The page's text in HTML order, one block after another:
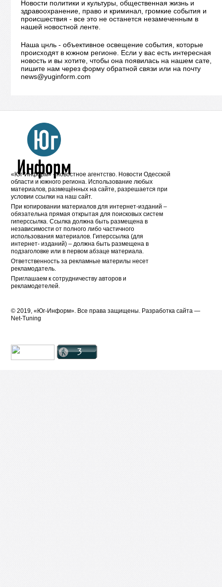
Новости политики и культуры, общественная жизнь и
здравоохранение, право и криминал, громкие события и
происшествия - все это не останется незамеченным в
нашей новостной ленте.
Наша цнль - объективное освещение события, которые
происходят в южном регионе. Если у вас есть интересная
новость и вы хотите, чтобы она появилась на нашем сате,
пишите нам через форму обратной связи или на почту
news@yuginform.com
«Юг-Информ» - новостное агентство. Новости Одесской
области и южного региона. Использование любых
материалов, размещённых на сайте, разрешается при
условии ссылки на наш сайт.
При копировании материалов для интернет-изданий –
обязательна прямая открытая для поисковых систем
гиперссылка. Ссылка должна быть размещена в
независимости от полного либо частичного
использования материалов. Гиперссылка (для
интернет- изданий) – должна быть размещена в
подзаголовке или в первом абзаце материала.
Ответственность за рекламные материлы несет
рекламодатель.
Приглашаем к сотрудничеству авторов и
рекламодетелей.
© 2019, «Юг-Информ». Все права защищены. Разработка cайта —
Net-Tuning